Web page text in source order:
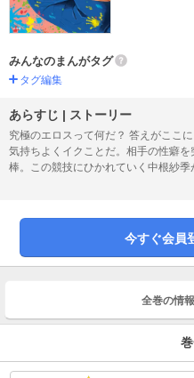
みんなのまんがタグ
タグ編集
あらすじ | ストーリー
究極のエロスって何だ？ 答えがここに。 究極の快楽って何だろう？ それは
気持ちよくイクことだ。相手の性癖
棒。この競技にひかれていく中根紗
今すぐ会員
全巻の情